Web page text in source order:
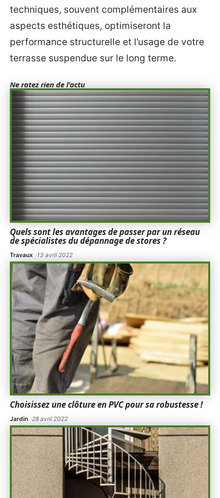
techniques, souvent complémentaires aux
aspects esthétiques, optimiseront la
performance structurelle et l’usage de votre
terrasse suspendue sur le long terme.
Ne ratez rien de l'actu
Quels sont les avantages de passer par un réseau
de spécialistes du dépannage de stores ?
Travaux 13 avril 2022
Choisissez une clôture en PVC pour sa robustesse !
Jardin 28 avril 2022